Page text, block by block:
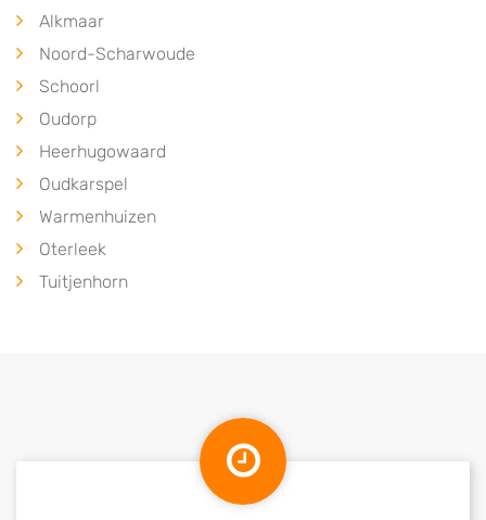
Alkmaar
Noord-Scharwoude
Schoorl
Oudorp
Heerhugowaard
Oudkarspel
Warmenhuizen
Oterleek
Tuitjenhorn